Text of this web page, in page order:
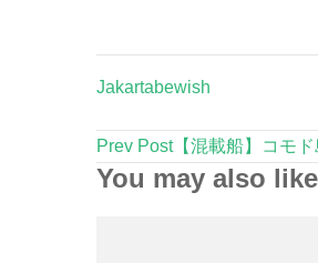
Jakartabewish
Post
Navigation
Prev Post【混載船】コモ
You may also